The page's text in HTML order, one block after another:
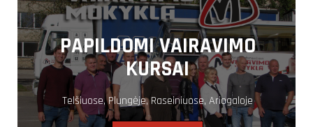
PAPILDOMI VAIRAVIMO
KURSAI
Telšiuose, Plungėje, Raseiniuose, Ariogaloje